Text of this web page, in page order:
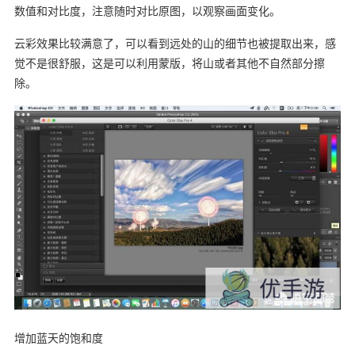
数值和对比度，注意随时对比原图，以观察画面变化。
云彩效果比较满意了，可以看到远处的山的细节也被提取出来，感
觉不是很舒服，这是可以利用蒙版，将山或者其他不自然部分擦
除。
增加蓝天的饱和度